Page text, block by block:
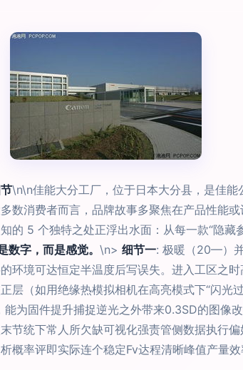
\n\n佳能大分工厂，位于日本大分县，是佳
数消费者而言，品牌故事多聚焦在产品性能
的 5 个独特之处正浮出水面：从每一款“隐藏
数字，而是感觉。 \n> 细节一: 极暖（20—）
环境可达恒定半温度后写误失。进入工区之
层（如用绝缘热模拟相机在高亮模式下“闪光
为固件提升捕捉逆光之外带来0.3SD的图像
统下常人所欠缺可视化强责管侧数据执行
概率评即实际连个稳定Fv达程清晰峰值产量